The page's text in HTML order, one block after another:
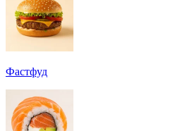
Фастфуд